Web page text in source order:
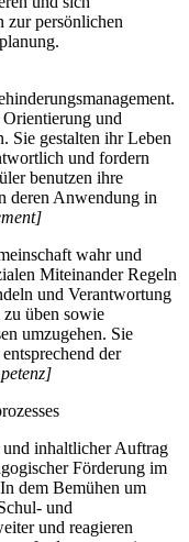
zur persönlichen
und
Sie gestalten ihr Leben
und fordern
benutzen ihre
deren Anwendung in
wahr und
Miteinander Regeln
und Verantwortung
üben sowie
umzugehen. Sie
der
inhaltlicher Auftrag
Förderung im
dem Bemühen um
und
und reagieren